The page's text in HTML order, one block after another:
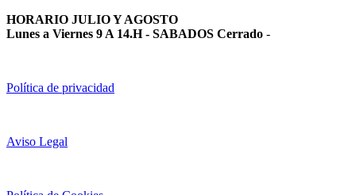
HORARIO JULIO Y AGOSTO
Lunes a Viernes 9 A 14.H - SABADOS Cerrado -
Política de privacidad
Aviso Legal